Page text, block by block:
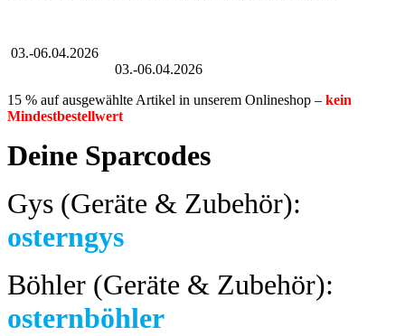
03.-06.04.2026
03.-06.04.2026
15 % auf ausgewählte Artikel in unserem Onlineshop – kein
Mindestbestellwert
Deine Sparcodes
Gys (Geräte & Zubehör):
osterngys
Böhler (Geräte & Zubehör):
osternböhler